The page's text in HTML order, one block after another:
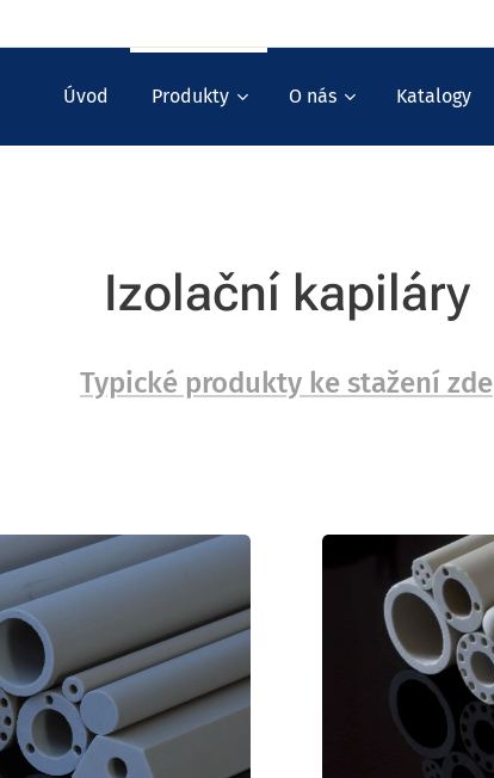
Úvod Produkty O nás Katalogy
Izolační kapiláry
Typické produkty ke stažení zde